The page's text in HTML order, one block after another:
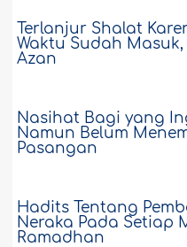
Terlanjur Shalat
Waktu Sudah
Azan
Nasihat Bagi yang
Namun Belum
Pasangan
Hadits Tentang
Neraka Pada Setiap
Ramadhan